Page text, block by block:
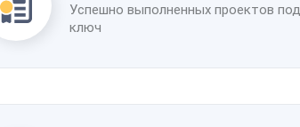
Успешно выполненных проектов под
ключ